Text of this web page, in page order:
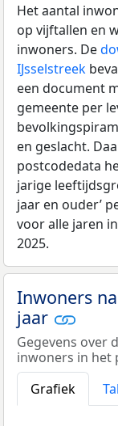
Het aantal
op vijftallen en
inwoners. De
IJsselstreek
een document
gemeente per
en geslacht.
postcodedata
jarige
jaar en ouder’
voor alle jaren
2025.
Inwoners
jaar
Gegevens over
inwoners in het
Grafiek